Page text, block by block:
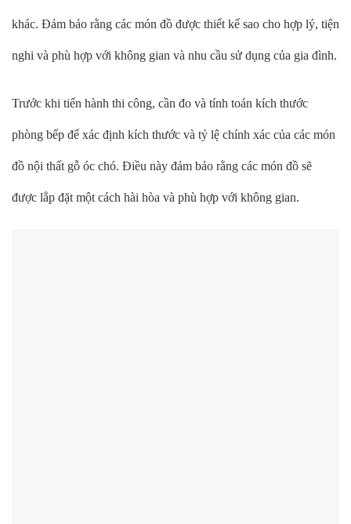
khác. Đảm bảo rằng các món đồ được thiết kế sao cho hợp lý, tiện
nghi và phù hợp với không gian và nhu cầu sử dụng của gia đình.
Trước khi tiến hành thi công, cần đo và tính toán kích thước
phòng bếp để xác định kích thước và tỷ lệ chính xác của các món
đồ nội thất gỗ óc chó. Điều này đảm bảo rằng các món đồ sẽ
được lắp đặt một cách hài hòa và phù hợp với không gian.